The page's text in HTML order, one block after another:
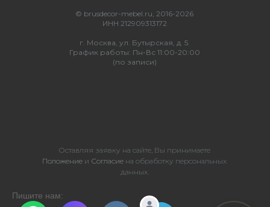
© brusdecor-mebel.ru, 2016-2026
ИНН 212909313172
г. Москва, ул. Бутырская, д. 5.
График работы: Пн-Вс 11:00-20:00
(по записи)
Оставляя заявку на сайте, Вы принимаете
Положение и Согласие на обработку персональных
данных.
Пишите нам: